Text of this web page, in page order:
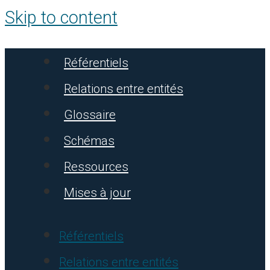
Skip to content
Référentiels
Relations entre entités
Glossaire
Schémas
Ressources
Mises à jour
Référentiels
Relations entre entités